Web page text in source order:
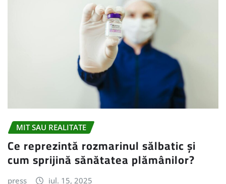
MIT SAU REALITATE
Ce reprezintă rozmarinul sălbatic și
cum sprijină sănătatea plămânilor?
press iul. 15, 2025